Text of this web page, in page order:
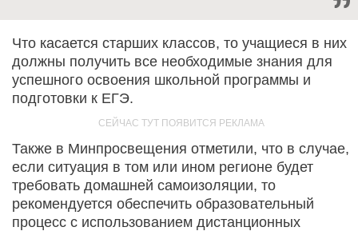
Что касается старших классов, то учащиеся в них
должны получить все необходимые знания для
успешного освоения школьной программы и
подготовки к ЕГЭ.
Также в Минпросвещения отметили, что в случае,
если ситуация в том или ином регионе будет
требовать домашней самоизоляции, то
рекомендуется обеспечить образовательный
процесс с использованием дистанционных